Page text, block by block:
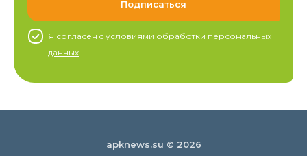
Я согласен c условиями обработки персональных
данных
apknews.su © 2026